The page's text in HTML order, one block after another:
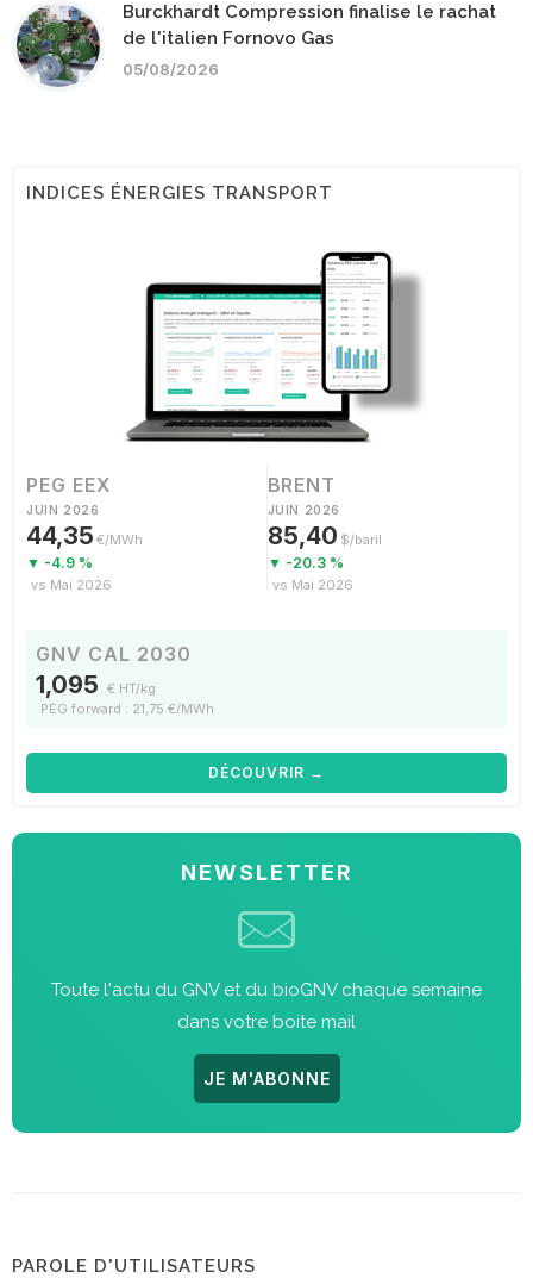
Burckhardt Compression finalise le rachat
de l'italien Fornovo Gas
05/08/2026
INDICES ÉNERGIES TRANSPORT
PEG EEX
JUIN 2026
44,35 €/MWh
▼ -4.9 %
vs Mai 2026
BRENT
JUIN 2026
85,40 $/baril
▼ -20.3 %
vs Mai 2026
GNV CAL 2030
1,095 € HT/kg
PEG forward : 21,75 €/MWh
DÉCOUVRIR →
NEWSLETTER
Toute l'actu du GNV et du bioGNV chaque semaine
dans votre boite mail
JE M'ABONNE
PAROLE D'UTILISATEURS